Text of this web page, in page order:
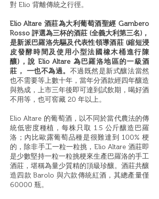
對 Elio 背離傳統之行徑。
Elio Altare 酒莊為大利葡萄酒聖經 Gambero
Rosso 評選為三杯的酒莊 (全義大利第三名) ，
是新派巴羅洛先驅及代表性領導酒莊(縮短浸
皮發酵時間及使用小型法國橡木桶進行陳
釀) ，說 Elio Altare 為巴羅洛地區的一級酒
莊， 一也不為過。 不過既然是新式釀法當然
也不需要等上數十年，當年分酒款經四年釀造
與熟成，上市三年後即可達到試飲期，喝好酒
不用等，也可窖藏 20 年以上。
Elio Altare 的葡萄酒，以不同於當代農法的傳
統低密度種植，每株只取 1.5 公斤釀造巴羅
洛；內比歐露葡萄品種是很難達到100%梗
的，除非手工一粒一粒挑， Elio Altare 酒莊即
是少數堅持一粒一粒挑梗來生產巴羅洛的手工
酒莊，堪稱為量少質精的頂級珍釀。酒莊共釀
造四款Barolo 與六款傳統紅酒，其總產量僅
60000 瓶。